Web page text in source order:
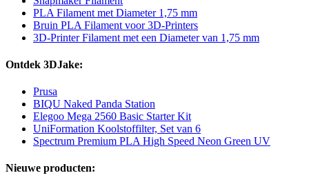
PLA Filament met Diameter 1,75 mm
Bruin PLA Filament voor 3D-Printers
3D-Printer Filament met een Diameter van 1,75 mm
Ontdek 3DJake:
Prusa
BIQU Naked Panda Station
Elegoo Mega 2560 Basic Starter Kit
UniFormation Koolstoffilter, Set van 6
Spectrum Premium PLA High Speed Neon Green UV
Nieuwe producten: